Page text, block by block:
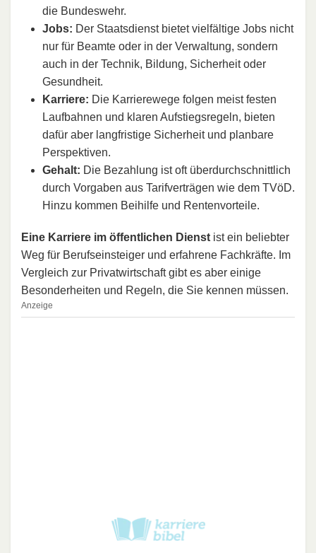
die Bundeswehr.
Jobs: Der Staatsdienst bietet vielfältige Jobs nicht
nur für Beamte oder in der Verwaltung, sondern
auch in der Technik, Bildung, Sicherheit oder
Gesundheit.
Karriere: Die Karrierewege folgen meist festen
Laufbahnen und klaren Aufstiegsregeln, bieten
dafür aber langfristige Sicherheit und planbare
Perspektiven.
Gehalt: Die Bezahlung ist oft überdurchschnittlich
durch Vorgaben aus Tarifverträgen wie dem TVöD.
Hinzu kommen Beihilfe und Rentenvorteile.
Eine Karriere im öffentlichen Dienst ist ein beliebter
Weg für Berufseinsteiger und erfahrene Fachkräfte. Im
Vergleich zur Privatwirtschaft gibt es aber einige
Besonderheiten und Regeln, die Sie kennen müssen.
Anzeige